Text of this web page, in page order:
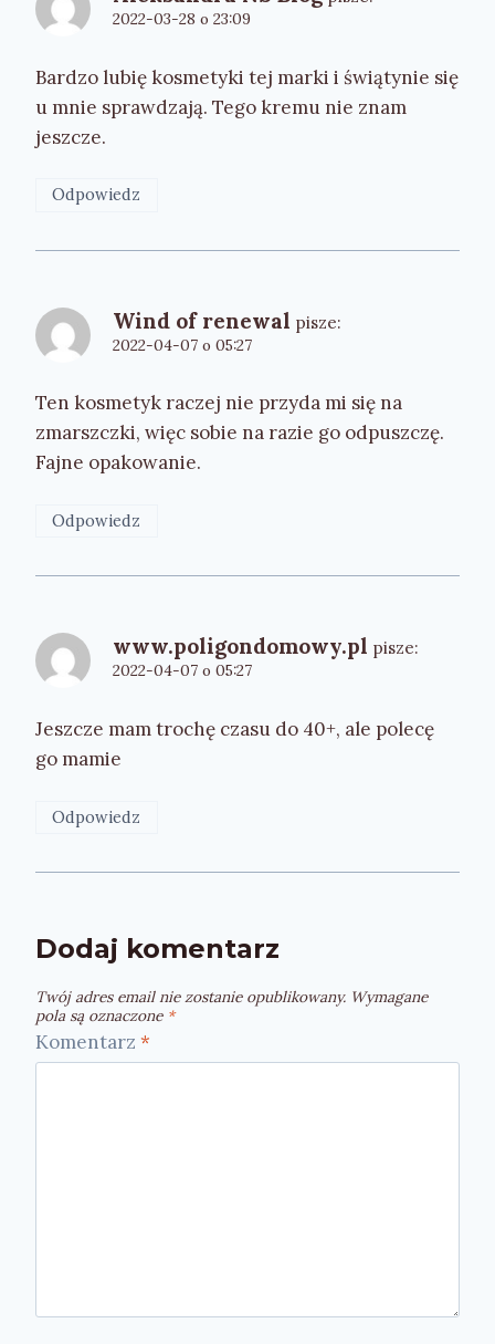
2022-03-28 o 23:09
Bardzo lubię kosmetyki tej marki i świątynie się
u mnie sprawdzają. Tego kremu nie znam
jeszcze.
Odpowiedz
Wind of renewal pisze:
2022-04-07 o 05:27
Ten kosmetyk raczej nie przyda mi się na
zmarszczki, więc sobie na razie go odpuszczę.
Fajne opakowanie.
Odpowiedz
www.poligondomowy.pl pisze:
2022-04-07 o 05:27
Jeszcze mam trochę czasu do 40+, ale polecę
go mamie
Odpowiedz
Dodaj komentarz
Twój adres email nie zostanie opublikowany. Wymagane
pola są oznaczone *
Komentarz *